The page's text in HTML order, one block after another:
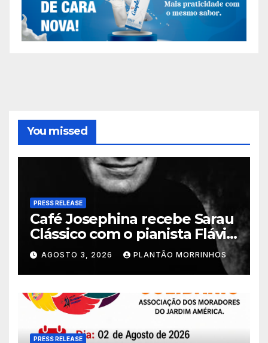
You missed
PRESS RELEASE
Café Josephina recebe Sarau
Clássico com o pianista Flávio
Varani nesta terça-feira
AGOSTO 3, 2026 PLANTÃO MORRINHOS
PRESS RELEASE